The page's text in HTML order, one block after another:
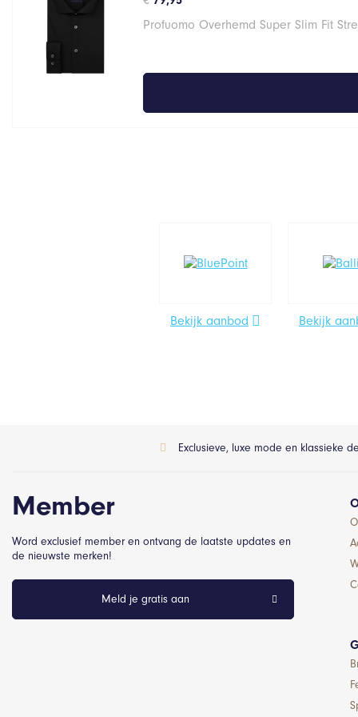
Profuomo Overhemd Super Slim Fit
Bekijk aanbod Bekijk
Exclusieve, luxe mode en klassieke
Member
Word exclusief member en ontvang de laatste updates en
de nieuwste merken!
Meld je gratis aan